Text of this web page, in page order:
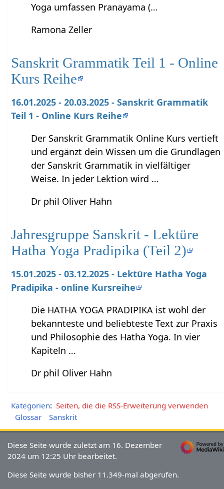
Yoga umfassen Pranayama (…
Ramona Zeller
Sanskrit Grammatik Teil 1 - Online
Kurs Reihe
16.01.2025 - 20.03.2025 - Sanskrit Grammatik
Teil 1 - Online Kurs Reihe
Der Sanskrit Grammatik Online Kurs vertieft
und ergänzt dein Wissen um die Grundlagen
der Sanskrit Grammatik in vielfältiger
Weise. In jeder Lektion wird …
Dr phil Oliver Hahn
Jahresgruppe Sanskrit - Lektüre
Hatha Yoga Pradipika (Teil 2)
15.01.2025 - 03.12.2025 - Lektüre Hatha Yoga
Pradipika - online Kursreihe
Die HATHA YOGA PRADIPIKA ist wohl der
bekannteste und beliebteste Text zur Praxis
und Philosophie des Hatha Yoga. In vier
Kapiteln …
Dr phil Oliver Hahn
Kategorien: Seiten, die die RSS-Erweiterung verwenden
Glossar
Sanskrit
Diese Seite wurde zuletzt am 16. Dezember
2024 um 12:25 Uhr bearbeitet.
Diese Seite wurde bisher 11.349-mal abgerufen.